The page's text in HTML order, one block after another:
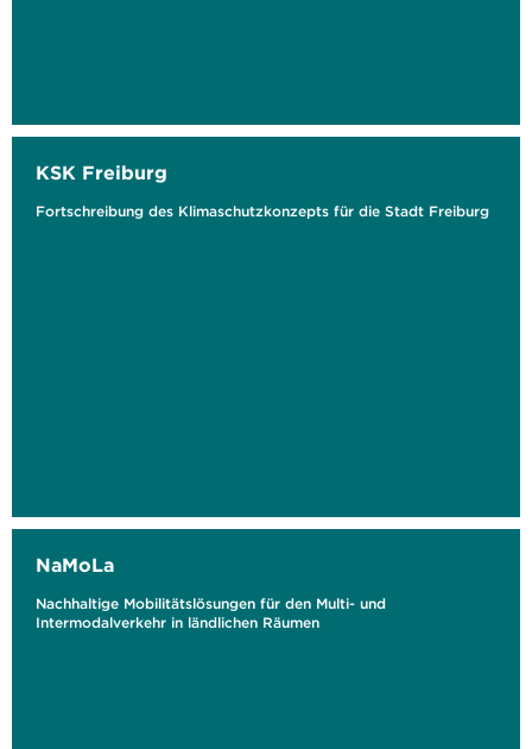
KSK Freiburg
Fortschreibung des Klimaschutzkonzepts für die Stadt Freiburg
NaMoLa
Nachhaltige Mobilitätslösungen für den Multi- und
Intermodalverkehr in ländlichen Räumen